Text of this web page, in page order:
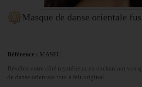
Masque de danse orientale
Référence : MASFU
Révélez votre côté mystérieux en enchantant vos
de danse orientale tout à fait original.